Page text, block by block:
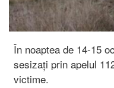
În noaptea de 14-15
sesizați prin apelul
victime.